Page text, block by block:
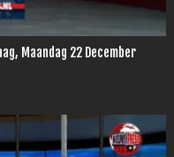
Maandag 22 December